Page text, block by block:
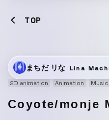
TOP
まちだ リな Lina
2D animation
Animation
Coyote/monje